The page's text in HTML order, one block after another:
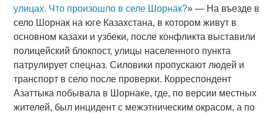
улицах. Что произошло в селе Шорнак?» — На въезде в
село Шорнак на юге Казахстана, в котором живут в
основном казахи и узбеки, после конфликта выставили
полицейский блокпост, улицы населенного пункта
патрулирует спецназ. Силовики пропускают людей и
транспорт в село после проверки. Корреспондент
Азаттыка побывала в Шорнаке, где, по версии местных
жителей, был инцидент с межэтническим окрасом, а по